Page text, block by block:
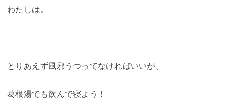
わたしは。
とりあえず風邪うつってなければいいが。
葛根湯でも飲んで寝よう！